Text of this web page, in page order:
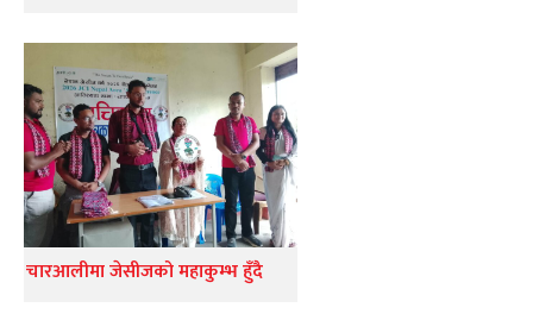
चारआलीमा जेसीजको महाकुम्भ हुँदै